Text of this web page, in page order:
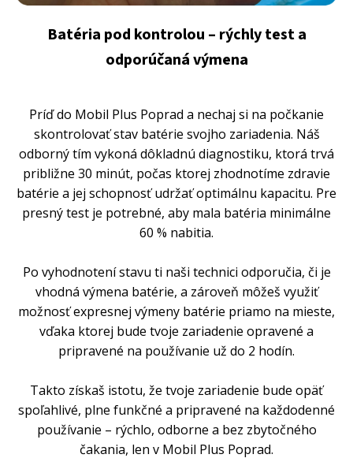
Batéria pod kontrolou – rýchly test a
odporúčaná výmena
Príď do Mobil Plus Poprad a nechaj si na počkanie
skontrolovať stav batérie svojho zariadenia. Náš
odborný tím vykoná dôkladnú diagnostiku, ktorá trvá
približne 30 minút, počas ktorej zhodnotíme zdravie
batérie a jej schopnosť udržať optimálnu kapacitu. Pre
presný test je potrebné, aby mala batéria minimálne
60 % nabitia.
Po vyhodnotení stavu ti naši technici odporučia, či je
vhodná výmena batérie, a zároveň môžeš využiť
možnosť expresnej výmeny batérie priamo na mieste,
vďaka ktorej bude tvoje zariadenie opravené a
pripravené na používanie už do 2 hodín.
Takto získaš istotu, že tvoje zariadenie bude opäť
spoľahlivé, plne funkčné a pripravené na každodenné
používanie – rýchlo, odborne a bez zbytočného
čakania, len v Mobil Plus Poprad.